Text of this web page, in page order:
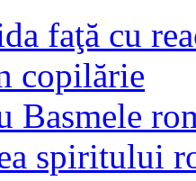
faţă cu
copilărie
Basmele
spiritului